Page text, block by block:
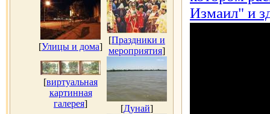
[Улицы и дома]
[Праздники и
мероприятия]
[виртуальная
картинная
галерея] [Дунай]
Измаил" и